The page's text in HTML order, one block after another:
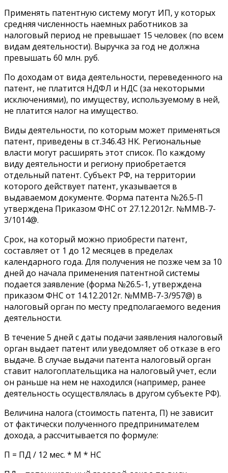
Применять патентную систему могут ИП, у которых
средняя численность наемных работников за
налоговый период не превышает 15 человек (по всем
видам деятельности). Выручка за год не должна
превышать 60 млн. руб.
По доходам от вида деятельности, переведенного на
патент, не платится НДФЛ и НДС (за некоторыми
исключениями), по имуществу, используемому в ней,
не платится налог на имущество.
Виды деятельности, по которым может применяться
патент, приведены в ст.346.43 НК. Региональные
власти могут расширять этот список. По каждому
виду деятельности и региону приобретается
отдельный патент. Субъект РФ, на территории
которого действует патент, указывается в
выдаваемом документе. Форма патента №26.5-П
утверждена Приказом ФНС от 27.12.2012г. №ММВ-7-
3/1014@.
Срок, на который можно приобрести патент,
составляет от 1 до 12 месяцев в пределах
календарного года. Для получения не позже чем за 10
дней до начала применения патентной системы
подается заявление (форма №26.5-1, утверждена
приказом ФНС от 14.12.2012г. №ММВ-7-3/957@) в
налоговый орган по месту предполагаемого ведения
деятельности.
В течение 5 дней с даты подачи заявления налоговый
орган выдает патент или уведомляет об отказе в его
выдаче. В случае выдачи патента налоговый орган
ставит налогоплательщика на налоговый учет, если
он раньше на нем не находился (например, ранее
деятельность осуществлялась в другом субъекте РФ).
Величина налога (стоимость патента, П) не зависит
от фактически полученного предпринимателем
дохода, а рассчитывается по формуле:
П = ПД / 12 мес. * М * НС